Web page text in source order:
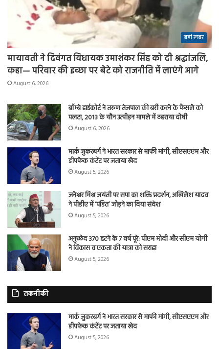
बड़ी खबर
मायावती ने दिवंगत विधायक उमाशंकर सिंह को दी श्रद्धांजलि,
कहा— परिवार की इच्छा पर बेटे को राजनीति में लाएंगे आगे
August 6, 2026
बॉम्बे हाईकोर्ट ने तरुण तेजपाल की बरी करने के फैसले को
पलटा, 2013 के यौन उत्पीड़न मामले में ठहराया दोषी
August 6, 2026
मार्क जुकरबर्ग ने भारत सरकार से माफी मांगी, सीएसएएम और
डीपफेक कंटेंट पर जताया खेद
August 5, 2026
जनेश्वर मिश्र जयंती पर सपा का शक्ति प्रदर्शन, अखिलेश यादव
ने पीडीए में ‘पंडित’ जोड़ने का दिया संदेश
August 5, 2026
अनुच्छेद 370 हटने के 7 वर्ष पूरे: पीएम मोदी और सीएम योगी
ने विकास व एकता की यात्रा को सराहा
August 5, 2026
तकनीकी
मार्क जुकरबर्ग ने भारत सरकार से माफी मांगी, सीएसएएम और
डीपफेक कंटेंट पर जताया खेद
August 5, 2026